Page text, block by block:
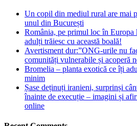
Un copil din mediul rural are mai
unul din București
România, pe primul loc în Europa
adulți trăiesc cu această boală!
Avertisment dur:”ONG-urile nu
comunități vulnerabile și acoperă
Bromelia – planta exotică ce îți
minim
Șase deținuți iranieni, surprinși
înainte de execuție – imagini și
online